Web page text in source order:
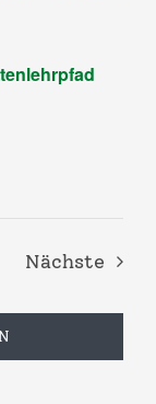
Nächste